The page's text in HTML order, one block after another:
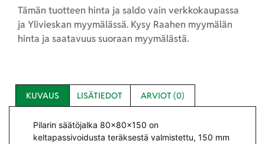
Tämän tuotteen hinta ja saldo vain verkkokaupassa
ja Ylivieskan myymälässä. Kysy Raahen myymälän
hinta ja saatavuus suoraan myymälästä.
KUVAUS LISÄTIEDOT ARVIOT (0)
Pilarin säätöjalka 80x80x150 on
keltapassivoidusta teräksestä valmistettu, 150 mm